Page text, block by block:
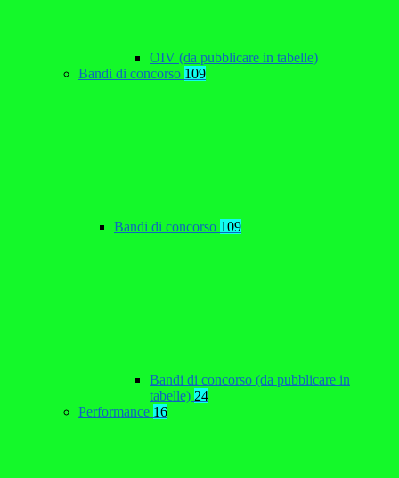
OIV (da pubblicare in tabelle)
Bandi di concorso 109
Bandi di concorso 109
Bandi di concorso (da pubblicare in
tabelle) 24
Performance 16